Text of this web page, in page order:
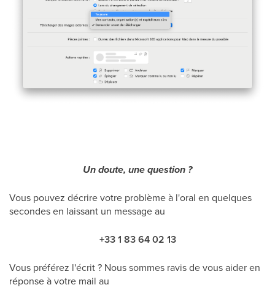
Un doute, une question ?
Vous pouvez décrire votre problème à l'oral en quelques
secondes en laissant un message au
+33 1 83 64 02 13
Vous préférez l'écrit ? Nous sommes ravis de vous aider en
réponse à votre mail au